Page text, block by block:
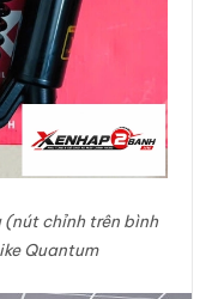
(nút chỉnh trên bình
Quantum